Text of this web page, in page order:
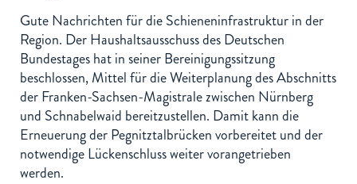
Gute Nachrichten für die Schieneninfrastruktur in der
Region. Der Haushaltsausschuss des Deutschen
Bundestages hat in seiner Bereinigungssitzung
beschlossen, Mittel für die Weiterplanung des Abschnitts
der Franken-Sachsen-Magistrale zwischen Nürnberg
und Schnabelwaid bereitzustellen. Damit kann die
Erneuerung der Pegnitztalbrücken vorbereitet und der
notwendige Lückenschluss weiter vorangetrieben
werden.